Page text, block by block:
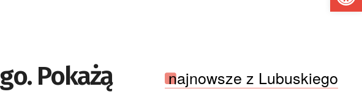
Pokażą
najnowsze z Lubuskiego